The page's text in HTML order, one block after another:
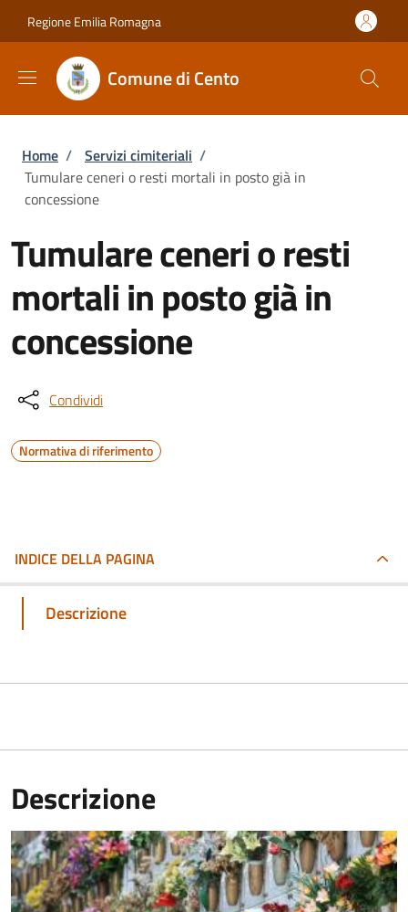
Regione Emilia Romagna
Comune di Cento
Briciole di pane
Home / Servizi cimiteriali /
Tumulare ceneri o resti mortali in posto già in
concessione
Tumulare ceneri o resti
mortali in posto già in
concessione
Condividi
Normativa di riferimento
INDICE DELLA PAGINA
Descrizione
Descrizione